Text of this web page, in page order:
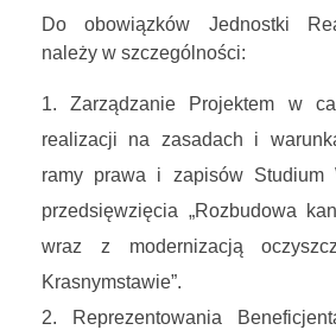
Do obowiązków Jednostki
należy w szczególności:
Zarządzanie Projektem w
realizacji na zasadach i
ramy prawa i zapisów Studium
przedsięwzięcia „Rozbudowa
wraz z modernizacją
Krasnymstawie”.
Reprezentowania